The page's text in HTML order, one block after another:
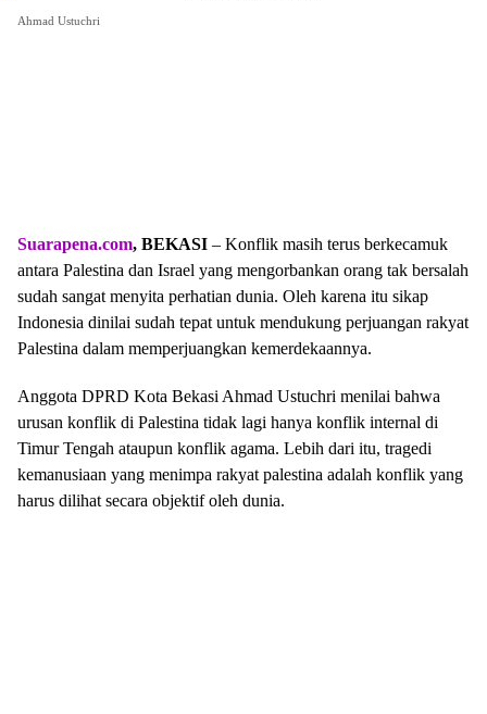
Ahmad Ustuchri
Suarapena.com, BEKASI – Konflik masih terus berkecamuk
antara Palestina dan Israel yang mengorbankan orang tak bersalah
sudah sangat menyita perhatian dunia. Oleh karena itu sikap
Indonesia dinilai sudah tepat untuk mendukung perjuangan rakyat
Palestina dalam memperjuangkan kemerdekaannya.
Anggota DPRD Kota Bekasi Ahmad Ustuchri menilai bahwa
urusan konflik di Palestina tidak lagi hanya konflik internal di
Timur Tengah ataupun konflik agama. Lebih dari itu, tragedi
kemanusiaan yang menimpa rakyat palestina adalah konflik yang
harus dilihat secara objektif oleh dunia.